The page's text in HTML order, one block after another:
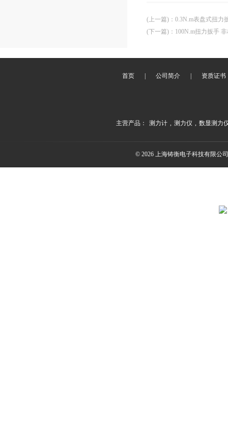
(上一篇) ： 0.3N.m表盘式扭力
(下一篇) ： 100N.m扭力扳手
首页 公司简介 资质证书
主营产品： 测力计 , 测力仪 , 数显测力
© 2026 上海铸衡电子科技有限公